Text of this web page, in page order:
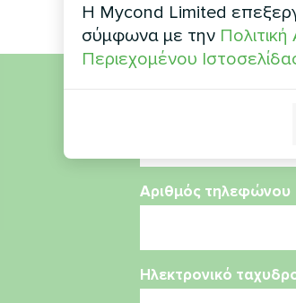
Αριθμός τηλεφώνου
Ηλεκτρονικό
Η Mycond Limited
σύμφωνα με την
Περιεχομένου